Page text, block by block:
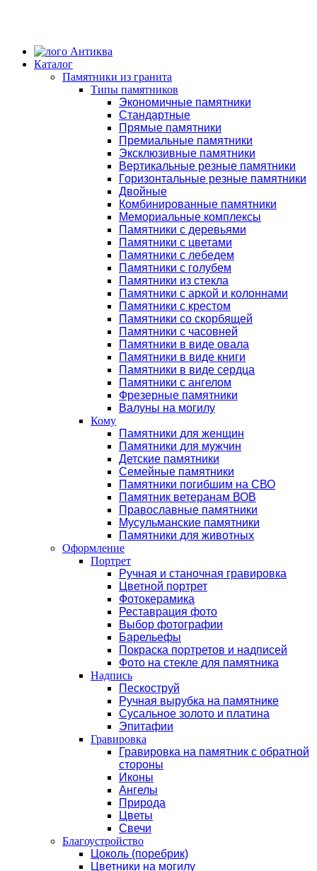
Каталог
Памятники из гранита
Типы памятников
Экономичные памятники
Стандартные
Прямые памятники
Премиальные памятники
Эксклюзивные памятники
Вертикальные резные памятники
Горизонтальные резные памятники
Двойные
Комбинированные памятники
Мемориальные комплексы
Памятники с деревьями
Памятники с цветами
Памятники с лебедем
Памятники с голубем
Памятники из стекла
Памятники с аркой и колоннами
Памятники с крестом
Памятники со скорбящей
Памятники с часовней
Памятники в виде овала
Памятники в виде книги
Памятники в виде сердца
Памятники с ангелом
Фрезерные памятники
Валуны на могилу
Кому
Памятники для женщин
Памятники для мужчин
Детские памятники
Семейные памятники
Памятники погибшим на СВО
Памятник ветеранам ВОВ
Православные памятники
Мусульманские памятники
Памятники для животных
Оформление
Портрет
Ручная и станочная гравировка
Цветной портрет
Фотокерамика
Реставрация фото
Выбор фотографии
Барельефы
Покраска портретов и надписей
Фото на стекле для памятника
Надпись
Пескоструй
Ручная вырубка на памятнике
Сусальное золото и платина
Эпитафии
Гравировка
Гравировка на памятник с обратной
стороны
Иконы
Ангелы
Природа
Цветы
Свечи
Благоустройство
Цоколь (поребрик)
Цветники на могилу